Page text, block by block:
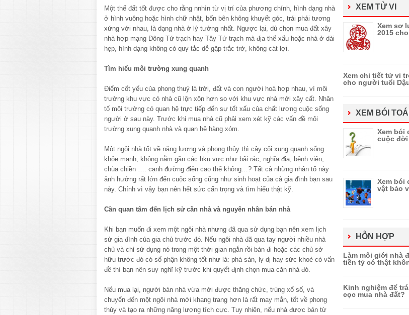
Một thế đất tốt được cho rằng nnhìn từ vị trí của phương chính, hình dạng nhà
ở hình vuông hoặc hình chữ nhật, bốn bên không khuyết góc, trái phải tương
xứng với nhau, là dạng nhà ở lý tưởng nhất. Ngược lại, dù chọn mua đất xây
nhà hợp mạng Đông Tứ trạch hay Tây Tứ trạch mà địa thế xấu hoặc nhà ở dài
hẹp, hình dạng không có quy tắc dễ gặp trắc trở, không cát lợi.
Tìm hiểu môi trường xung quanh
Điểm cốt yếu của phong thuỷ là trời, đất và con người hoà hợp nhau, vì môi
trường khu vực có nhà cũ lộn xộn hơn so với khu vực nhà mới xây cất. Nhân
tố môi trường có quan hệ trực tiếp đến sự tốt xấu của chất lượng cuộc sống
người ở sau này. Trước khi mua nhà cũ phải xem xét kỹ các vấn đề môi
trường xung quanh nhà và quan hệ hàng xóm.
Một ngôi nhà tốt về năng lượng và phong thủy thì cây cối xung quanh sống
khỏe mạnh, không nằm gần các hku vực như bãi rác, nghĩa địa, bệnh viện,
chùa chiền …. cạnh đường điện cao thế không…? Tất cả những nhân tố này
ảnh hưởng rất lớn đến cuộc sống cũng như sinh hoạt của cả gia đình bạn sau
này. Chính vì vậy bạn nên hết sức cẩn trọng và tìm hiểu thật kỹ.
Cần quan tâm đến lịch sử căn nhà và nguyên nhân bán nhà
Khi bạn muốn đi xem một ngôi nhà nhưng đã qua sử dụng bạn nên xem lịch
sử gia đình của gia chủ trước đó. Nếu ngôi nhà đã qua tay người nhiều nhà
chủ và chỉ sử dụng nó trong một thời gian ngắn rồi bán đi hoặc các chủ sở
hữu trước đó có số phận không tốt như là: phá sản, ly dị hay sức khoẻ có vấn
đề thì bạn nên suy nghĩ kỹ trước khi quyết định chọn mua căn nhà đó.
Nếu mua lại, người bán nhà vừa mới được thăng chức, trúng xổ số, và
chuyển đến một ngôi nhà mới khang trang hơn là rất may mắn, tốt về phong
thủy và tạo ra những năng lượng tích cực. Tuy nhiên, nếu nhà được bán từ
XEM TỬ VI
Xem sơ
2015
Xem chi tiết tử vi
cho người tuổi
XEM BÓI
Xem bói
cuộc đời
Xem bói
vật bảo
HỖN HỢP
Làm môi giới nhà
tiền tỷ có thật
Kinh nghiệm để
cọc mua nhà đất?